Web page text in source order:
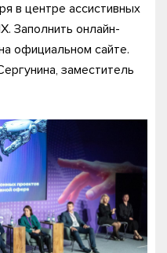
в центре ассистивных
Заполнить онлайн-
официальном сайте.
заместитель